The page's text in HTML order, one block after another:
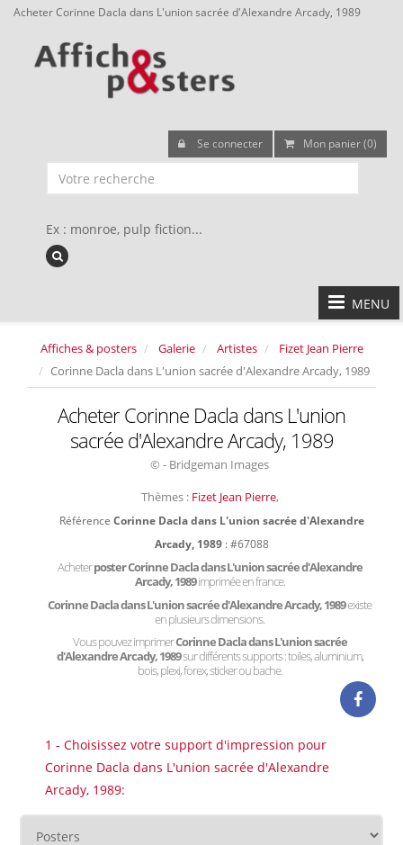
Acheter Corinne Dacla dans L'union sacrée d'Alexandre Arcady, 1989
Se connecter Mon panier (0)
Ex : monroe, pulp fiction...
MENU
Affiches & posters Galerie Artistes
Fizet Jean Pierre
Corinne Dacla dans L'union sacrée d'Alexandre Arcady, 1989
Acheter Corinne Dacla dans L'union
sacrée d'Alexandre Arcady, 1989
© - Bridgeman Images
Thèmes : Fizet Jean Pierre,
Référence Corinne Dacla dans L'union sacrée d'Alexandre
Arcady, 1989 : #67088
Acheterposter Corinne Dacla dans L'union sacrée d'Alexandre
Arcady, 1989imprimée en france.
Corinne Dacla dans L'union sacrée d'Alexandre Arcady, 1989existe
en plusieurs dimensions.
Vous pouvez imprimerCorinne Dacla dans L'union sacrée
d'Alexandre Arcady, 1989sur différents supports : toiles, aluminium,
bois, plexi, forex, sticker ou bache.
1 - Choisissez votre support d'impression pour
Corinne Dacla dans L'union sacrée d'Alexandre
Arcady, 1989: